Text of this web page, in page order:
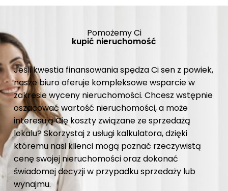
Pomożemy Ci
kupić nieruchomość
Jeśli kwestia finansowania spędza Ci sen z powiek,
nasze biuro oferuje kompleksowe wsparcie w
zakresie wyceny nieruchomości. Chcesz wstępnie
oszacować wartość nieruchomości, a może
interesują Cię koszty związane ze sprzedażą
lokalu? Skorzystaj z usługi kalkulatora, dzięki
któremu nasi klienci mogą poznać rzeczywistą
cenę swojej nieruchomości oraz dokonać
świadomej decyzji w przypadku sprzedaży lub
wynajmu.